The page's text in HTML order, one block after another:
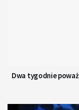
Dwa tygodnie